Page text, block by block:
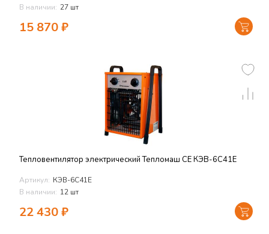
В наличии: 27 шт
15 870₽
Тепловентилятор электрический Тепломаш СЕ КЭВ-6С41Е
Артикул: КЭВ-6С41Е
В наличии: 12 шт
22 430₽